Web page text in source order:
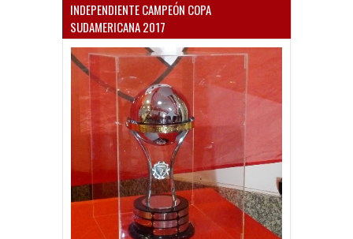
INDEPENDIENTE CAMPEÓN COPA
SUDAMERICANA 2017